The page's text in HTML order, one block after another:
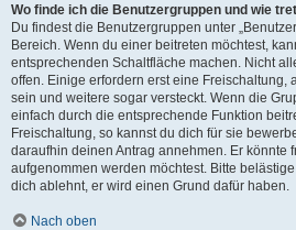
Wo finde ich die Benutzergruppen und wie
Du findest die Benutzergruppen unter
Bereich. Wenn du einer beitreten möchtest,
entsprechenden Schaltfläche machen. Nicht
offen. Einige erfordern erst eine Freischaltung,
sein und weitere sogar versteckt. Wenn die
einfach durch die entsprechende Funktion
Freischaltung, so kannst du dich für sie
daraufhin deinen Antrag annehmen. Er könnte
aufgenommen werden möchtest. Bitte
dich ablehnt, er wird einen Grund dafür haben.
Nach oben